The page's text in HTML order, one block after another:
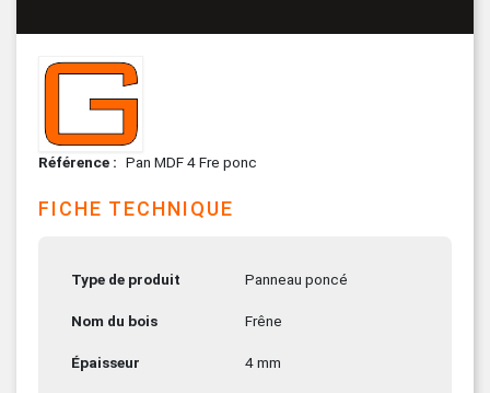
Référence Pan MDF 4 Fre ponc
FICHE TECHNIQUE
Type de produit Panneau poncé
Nom du bois Frêne
Épaisseur 4 mm